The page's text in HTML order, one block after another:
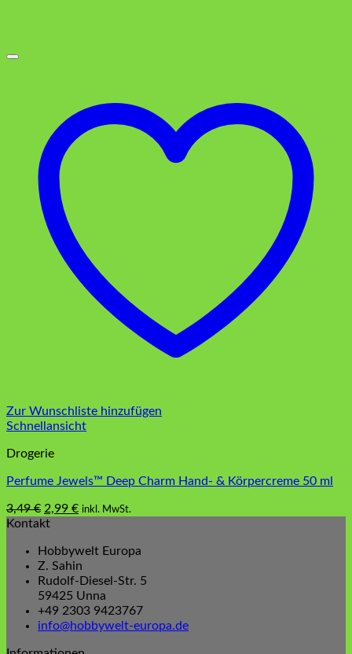
Zur Wunschliste hinzufügen
Schnellansicht
Drogerie
Perfume Jewels™ Deep Charm Hand- & Körpercreme 50 ml
3,49€ Ursprünglicher
Preis
3,49 €
2,99 €Aktueller
2,99 €.
inkl. MwSt.
Kontakt
Hobbywelt Europa
Z. Sahin
Rudolf-Diesel-Str. 5
59425 Unna
+49 2303 9423767
info@hobbywelt-europa.de